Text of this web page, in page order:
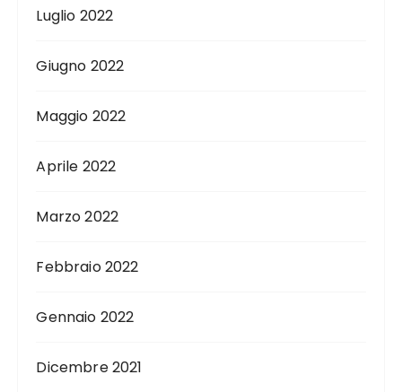
Luglio 2022
Giugno 2022
Maggio 2022
Aprile 2022
Marzo 2022
Febbraio 2022
Gennaio 2022
Dicembre 2021